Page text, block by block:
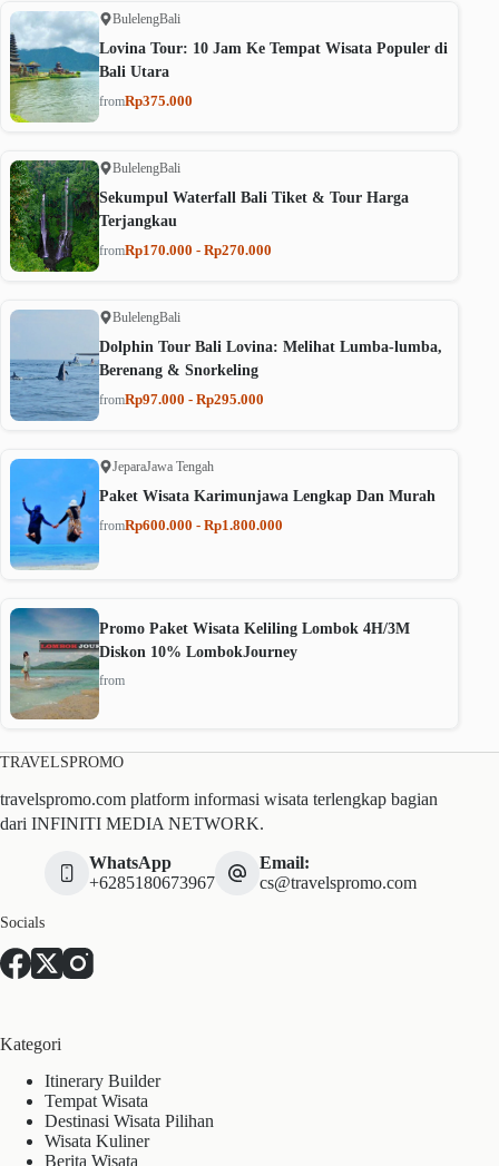
BulelengBali
Lovina Tour: 10 Jam Ke Tempat Wisata Populer di
Bali Utara
fromRp375.000
BulelengBali
Sekumpul Waterfall Bali Tiket & Tour Harga
Terjangkau
fromRp170.000 - Rp270.000
BulelengBali
Dolphin Tour Bali Lovina: Melihat Lumba-lumba,
Berenang & Snorkeling
fromRp97.000 - Rp295.000
JeparaJawa Tengah
Paket Wisata Karimunjawa Lengkap Dan Murah
fromRp600.000 - Rp1.800.000
Promo Paket Wisata Keliling Lombok 4H/3M
Diskon 10% LombokJourney
from
TRAVELSPROMO
travelspromo.com platform informasi wisata terlengkap bagian
dari INFINITI MEDIA NETWORK.
WhatsApp
+6285180673967
Email:
cs@travelspromo.com
Socials
Kategori
Itinerary Builder
Tempat Wisata
Destinasi Wisata Pilihan
Wisata Kuliner
Berita Wisata